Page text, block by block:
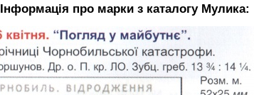
Інформація про марки з каталогу Мулика: